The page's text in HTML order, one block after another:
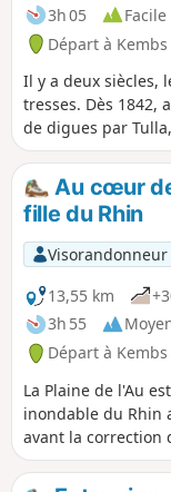
3h 05
Facile
Départ à
Il y a deux siècles,
tresses. Dès 1842,
de digues par
la construction du
fleuve a été
unique et
profondément
apparaît un
nature qui se
s’adaptant à
flore diverses et
activité industrielle
navigation et de
hydroélectrique.
Au cœur
fille du Rhin
Visorandonneur
13,55 km
3h 55
Départ à
La Plaine de l'Au
inondable du Rhin
avant la correction
puis sa
bras.Entre l'usine